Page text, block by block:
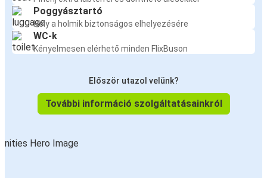
Poggyásztartó
Hely a holmik biztonságos elhelyezésére
WC-k
Kényelmesen elérhető minden FlixBuson
Először utazol velünk?
További információ szolgáltatásainkról